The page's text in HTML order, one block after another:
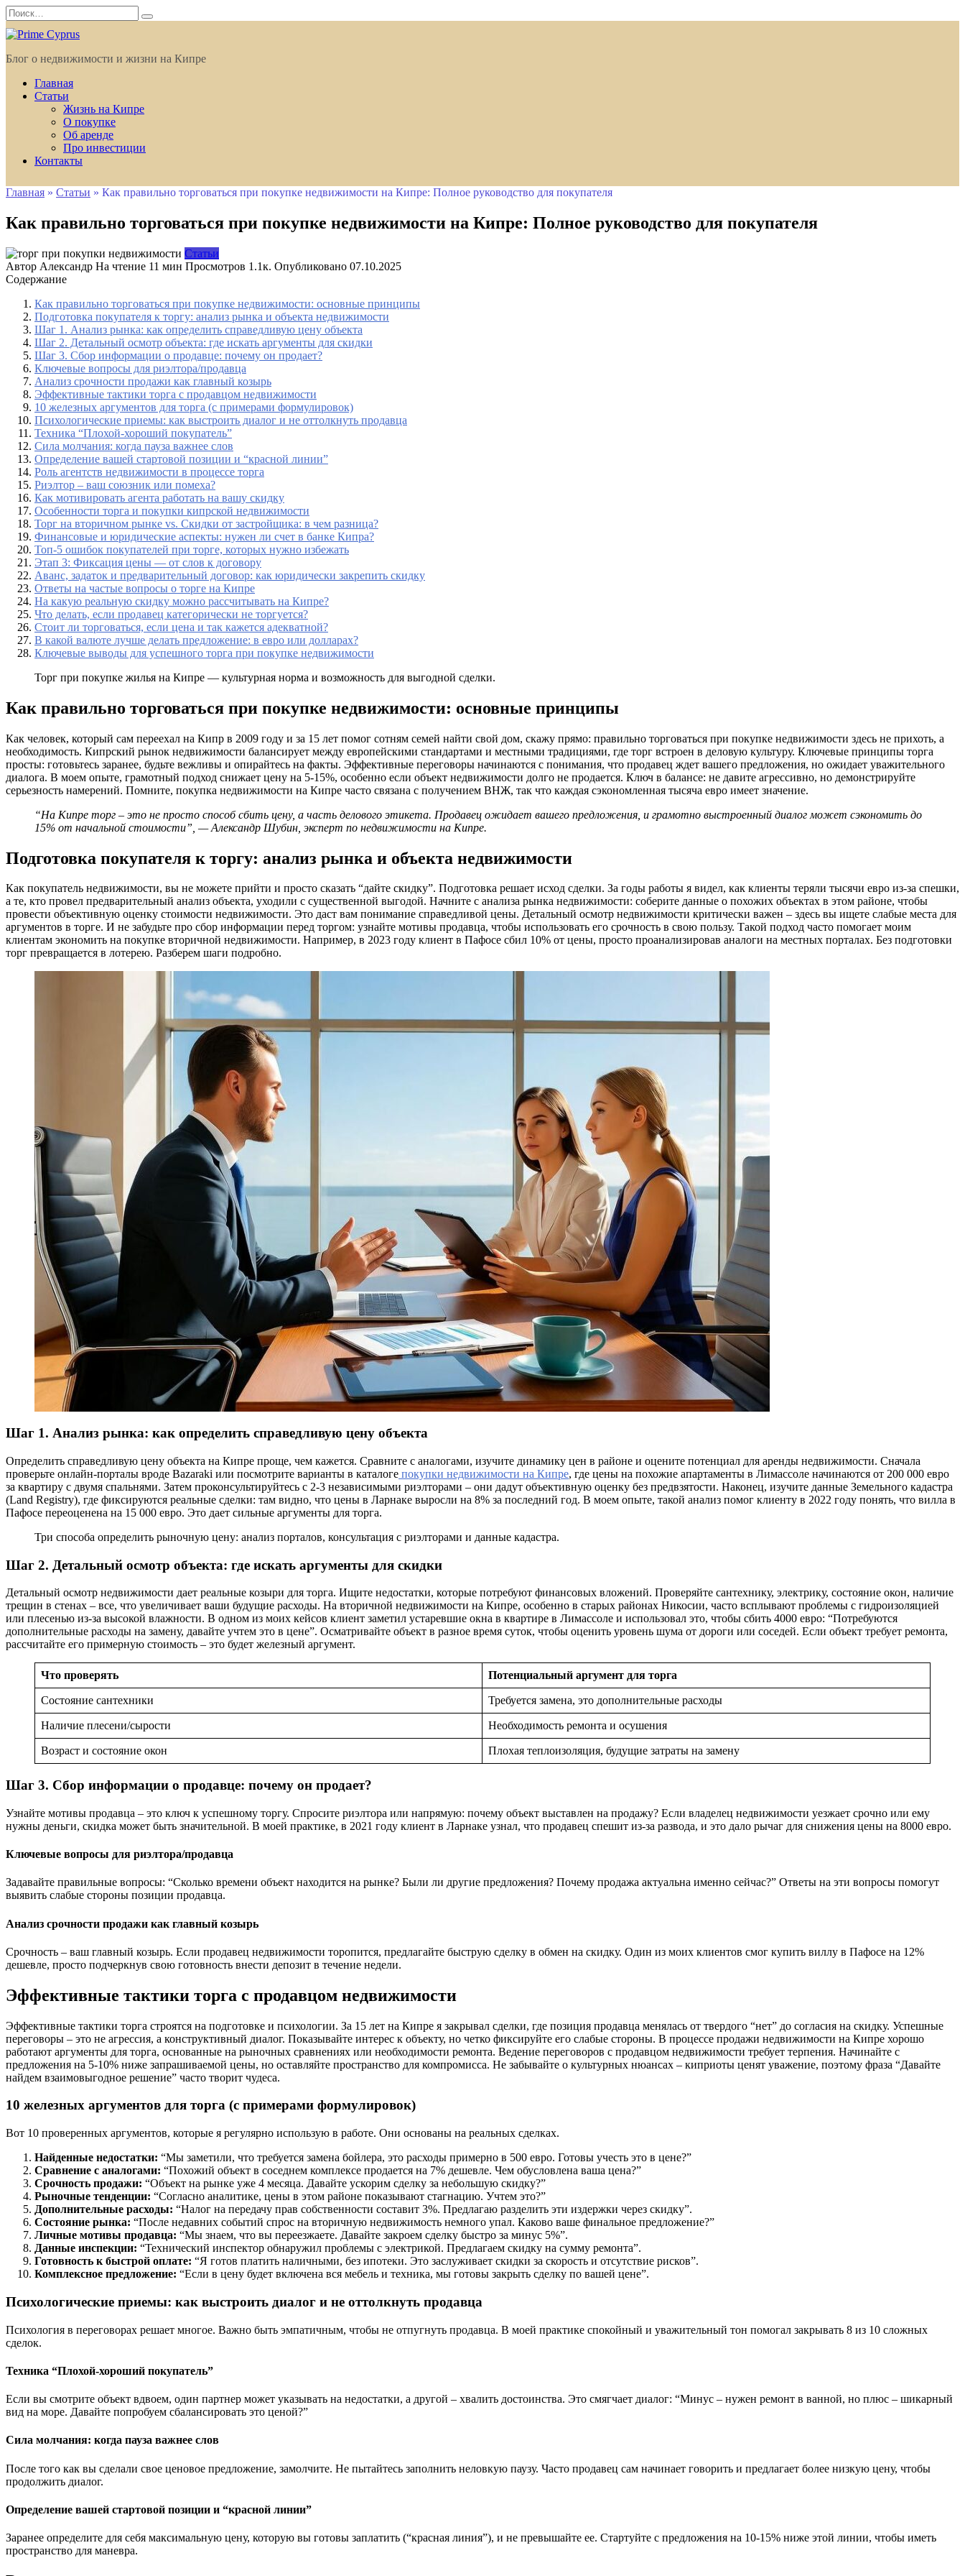
Перейти
к
содержанию
Search
for:
Блог о недвижимости и жизни на Кипре
Главная
Статьи
Жизнь на Кипре
О покупке
Об аренде
Про инвестиции
Контакты
Главная » Статьи » Как правильно торговаться при покупке недвижимости на Кипре: Полное руководство для покупателя
Как правильно торговаться при покупке недвижимости на Кипре: Полное руководство для покупателя
Статьи
Автор Александр На чтение 11 мин Просмотров 1.1к. Опубликовано 07.10.2025
Содержание
Как правильно торговаться при покупке недвижимости: основные принципы
Подготовка покупателя к торгу: анализ рынка и объекта недвижимости
Шаг 1. Анализ рынка: как определить справедливую цену объекта
Шаг 2. Детальный осмотр объекта: где искать аргументы для скидки
Шаг 3. Сбор информации о продавце: почему он продает?
Ключевые вопросы для риэлтора/продавца
Анализ срочности продажи как главный козырь
Эффективные тактики торга с продавцом недвижимости
10 железных аргументов для торга (с примерами формулировок)
Психологические приемы: как выстроить диалог и не оттолкнуть продавца
Техника “Плохой-хороший покупатель”
Сила молчания: когда пауза важнее слов
Определение вашей стартовой позиции и “красной линии”
Роль агентств недвижимости в процессе торга
Риэлтор – ваш союзник или помеха?
Как мотивировать агента работать на вашу скидку
Особенности торга и покупки кипрской недвижимости
Торг на вторичном рынке vs. Скидки от застройщика: в чем разница?
Финансовые и юридические аспекты: нужен ли счет в банке Кипра?
Топ-5 ошибок покупателей при торге, которых нужно избежать
Этап 3: Фиксация цены — от слов к договору
Аванс, задаток и предварительный договор: как юридически закрепить скидку
Ответы на частые вопросы о торге на Кипре
На какую реальную скидку можно рассчитывать на Кипре?
Что делать, если продавец категорически не торгуется?
Стоит ли торговаться, если цена и так кажется адекватной?
В какой валюте лучше делать предложение: в евро или долларах?
Ключевые выводы для успешного торга при покупке недвижимости
Торг при покупке жилья на Кипре — культурная норма и возможность для выгодной сделки.
Как правильно торговаться при покупке недвижимости: основные принципы
Как человек, который сам переехал на Кипр в 2009 году и за 15 лет помог сотням семей найти свой дом, скажу прямо: правильно торговаться при покупке недвижимости здесь не прихоть, а
необходимость. Кипрский рынок недвижимости балансирует между европейскими стандартами и местными традициями, где торг встроен в деловую культуру. Ключевые принципы торга
просты: готовьтесь заранее, будьте вежливы и опирайтесь на факты. Эффективные переговоры начинаются с понимания, что продавец ждет вашего предложения, но ожидает уважительного
диалога. В моем опыте, грамотный подход снижает цену на 5-15%, особенно если объект недвижимости долго не продается. Ключ в балансе: не давите агрессивно, но демонстрируйте
серьезность намерений. Помните, покупка недвижимости на Кипре часто связана с получением ВНЖ, так что каждая сэкономленная тысяча евро имеет значение.
“На Кипре торг – это не просто способ сбить цену, а часть делового этикета. Продавец ожидает вашего предложения, и грамотно выстроенный диалог может сэкономить до
15% от начальной стоимости”, — Александр Шубин, эксперт по недвижимости на Кипре.
Подготовка покупателя к торгу: анализ рынка и объекта недвижимости
Как покупатель недвижимости, вы не можете прийти и просто сказать “дайте скидку”. Подготовка решает исход сделки. За годы работы я видел, как клиенты теряли тысячи евро из-за спешки,
а те, кто провел предварительный анализ объекта, уходили с существенной выгодой. Начните с анализа рынка недвижимости: соберите данные о похожих объектах в этом районе, чтобы
провести объективную оценку стоимости недвижимости. Это даст вам понимание справедливой цены. Детальный осмотр недвижимости критически важен – здесь вы ищете слабые места для
аргументов в торге. И не забудьте про сбор информации перед торгом: узнайте мотивы продавца, чтобы использовать его срочность в свою пользу. Такой подход часто помогает моим
клиентам экономить на покупке вторичной недвижимости. Например, в 2023 году клиент в Пафосе сбил 10% от цены, просто проанализировав аналоги на местных порталах. Без подготовки
торг превращается в лотерею. Разберем шаги подробно.
Шаг 1. Анализ рынка: как определить справедливую цену объекта
Определить справедливую цену объекта на Кипре проще, чем кажется. Сравните с аналогами, изучите динамику цен в районе и оцените потенциал для аренды недвижимости. Сначала
проверьте онлайн-порталы вроде Bazaraki или посмотрите варианты в каталоге покупки недвижимости на Кипре, где цены на похожие апартаменты в Лимассоле начинаются от 200 000 евро
за квартиру с двумя спальнями. Затем проконсультируйтесь с 2-3 независимыми риэлторами – они дадут объективную оценку без предвзятости. Наконец, изучите данные Земельного кадастра
(Land Registry), где фиксируются реальные сделки: там видно, что цены в Ларнаке выросли на 8% за последний год. В моем опыте, такой анализ помог клиенту в 2022 году понять, что вилла в
Пафосе переоценена на 15 000 евро. Это дает сильные аргументы для торга.
Три способа определить рыночную цену: анализ порталов, консультация с риэлторами и данные кадастра.
Шаг 2. Детальный осмотр объекта: где искать аргументы для скидки
Детальный осмотр недвижимости дает реальные козыри для торга. Ищите недостатки, которые потребуют финансовых вложений. Проверяйте сантехнику, электрику, состояние окон, наличие
трещин в стенах – все, что увеличивает ваши будущие расходы. На вторичной недвижимости на Кипре, особенно в старых районах Никосии, часто всплывают проблемы с гидроизоляцией
или плесенью из-за высокой влажности. В одном из моих кейсов клиент заметил устаревшие окна в квартире в Лимассоле и использовал это, чтобы сбить 4000 евро: “Потребуются
дополнительные расходы на замену, давайте учтем это в цене”. Осматривайте объект в разное время суток, чтобы оценить уровень шума от дороги или соседей. Если объект требует ремонта,
рассчитайте его примерную стоимость – это будет железный аргумент.
Что проверять Потенциальный аргумент для торга
Состояние сантехники Требуется замена, это дополнительные расходы
Наличие плесени/сырости Необходимость ремонта и осушения
Возраст и состояние окон Плохая теплоизоляция, будущие затраты на замену
Шаг 3. Сбор информации о продавце: почему он продает?
Узнайте мотивы продавца – это ключ к успешному торгу. Спросите риэлтора или напрямую: почему объект выставлен на продажу? Если владелец недвижимости уезжает срочно или ему
нужны деньги, скидка может быть значительной. В моей практике, в 2021 году клиент в Ларнаке узнал, что продавец спешит из-за развода, и это дало рычаг для снижения цены на 8000 евро.
Ключевые вопросы для риэлтора/продавца
Задавайте правильные вопросы: “Сколько времени объект находится на рынке? Были ли другие предложения? Почему продажа актуальна именно сейчас?” Ответы на эти вопросы помогут
выявить слабые стороны позиции продавца.
Анализ срочности продажи как главный козырь
Срочность – ваш главный козырь. Если продавец недвижимости торопится, предлагайте быструю сделку в обмен на скидку. Один из моих клиентов смог купить виллу в Пафосе на 12%
дешевле, просто подчеркнув свою готовность внести депозит в течение недели.
Эффективные тактики торга с продавцом недвижимости
Эффективные тактики торга строятся на подготовке и психологии. За 15 лет на Кипре я закрывал сделки, где позиция продавца менялась от твердого “нет” до согласия на скидку. Успешные
переговоры – это не агрессия, а конструктивный диалог. Показывайте интерес к объекту, но четко фиксируйте его слабые стороны. В процессе продажи недвижимости на Кипре хорошо
работают аргументы для торга, основанные на рыночных сравнениях или необходимости ремонта. Ведение переговоров с продавцом недвижимости требует терпения. Начинайте с
предложения на 5-10% ниже запрашиваемой цены, но оставляйте пространство для компромисса. Не забывайте о культурных нюансах – киприоты ценят уважение, поэтому фраза “Давайте
найдем взаимовыгодное решение” часто творит чудеса.
10 железных аргументов для торга (с примерами формулировок)
Вот 10 проверенных аргументов, которые я регулярно использую в работе. Они основаны на реальных сделках.
Найденные недостатки: “Мы заметили, что требуется замена бойлера, это расходы примерно в 500 евро. Готовы учесть это в цене?”
Сравнение с аналогами: “Похожий объект в соседнем комплексе продается на 7% дешевле. Чем обусловлена ваша цена?”
Срочность продажи: “Объект на рынке уже 4 месяца. Давайте ускорим сделку за небольшую скидку?”
Рыночные тенденции: “Согласно аналитике, цены в этом районе показывают стагнацию. Учтем это?”
Дополнительные расходы: “Налог на передачу прав собственности составит 3%. Предлагаю разделить эти издержки через скидку”.
Состояние рынка: “После недавних событий спрос на вторичную недвижимость немного упал. Каково ваше финальное предложение?”
Личные мотивы продавца: “Мы знаем, что вы переезжаете. Давайте закроем сделку быстро за минус 5%”.
Данные инспекции: “Технический инспектор обнаружил проблемы с электрикой. Предлагаем скидку на сумму ремонта”.
Готовность к быстрой оплате: “Я готов платить наличными, без ипотеки. Это заслуживает скидки за скорость и отсутствие рисков”.
Комплексное предложение: “Если в цену будет включена вся мебель и техника, мы готовы закрыть сделку по вашей цене”.
Психологические приемы: как выстроить диалог и не оттолкнуть продавца
Психология в переговорах решает многое. Важно быть эмпатичным, чтобы не отпугнуть продавца. В моей практике спокойный и уважительный тон помогал закрывать 8 из 10 сложных
сделок.
Техника “Плохой-хороший покупатель”
Если вы смотрите объект вдвоем, один партнер может указывать на недостатки, а другой – хвалить достоинства. Это смягчает диалог: “Минус – нужен ремонт в ванной, но плюс – шикарный
вид на море. Давайте попробуем сбалансировать это ценой?”
Сила молчания: когда пауза важнее слов
После того как вы сделали свое ценовое предложение, замолчите. Не пытайтесь заполнить неловкую паузу. Часто продавец сам начинает говорить и предлагает более низкую цену, чтобы
продолжить диалог.
Определение вашей стартовой позиции и “красной линии”
Заранее определите для себя максимальную цену, которую вы готовы заплатить (“красная линия”), и не превышайте ее. Стартуйте с предложения на 10-15% ниже этой линии, чтобы иметь
пространство для маневра.